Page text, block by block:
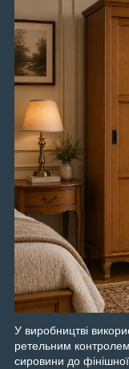
У виробництві
ретельним
сировини до